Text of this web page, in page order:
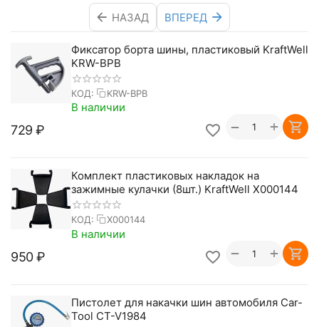
НАЗАД ВПЕРЕД
Фиксатор борта шины, пластиковый KraftWell
KRW-BPB
КОД: KRW-BPB
В наличии
‍729‍ ₽ +
−
Комплект пластиковых накладок на
зажимные кулачки (8шт.) KraftWell X000144
КОД: X000144
В наличии
‍950‍₽ +
−
Пистолет для накачки шин автомобиля Car-
Tool CT-V1984